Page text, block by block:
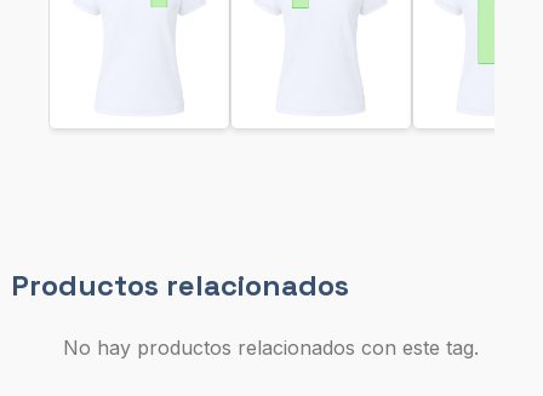
Productos relacionados
No hay productos relacionados con este tag.